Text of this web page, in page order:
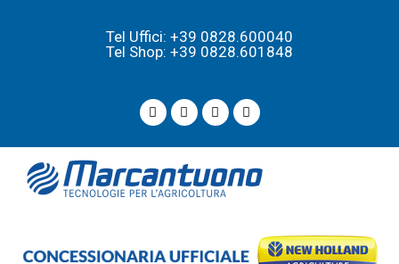
Tel Uffici: +39 0828.600040
Tel Shop: +39 0828.601848